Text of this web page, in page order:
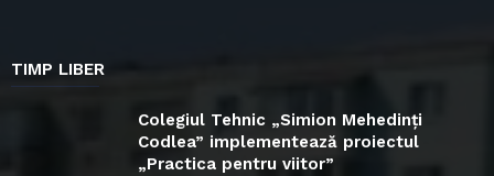
TIMP LIBER
Colegiul Tehnic „Simion Mehedinți
Codlea” implementează proiectul
„Practica pentru viitor”